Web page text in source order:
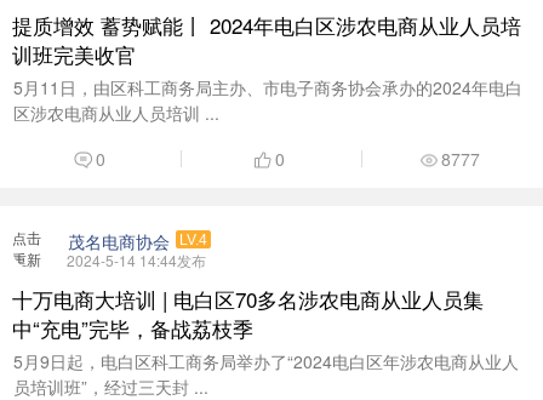
提质增效 蓄势赋能丨 2024年电白区涉农电商从业人员培
训班完美收官
5月11日，由区科工商务局主办、市电子商务协会承办的2024年电白
区涉农电商从业人员培训 ...
0
0 8777
点击
重新
茂名电商协会 LV.4
2024-5-14 14:44发布
十万电商大培训 | 电白区70多名涉农电商从业人员集
中“充电”完毕，备战荔枝季
5月9日起，电白区科工商务局举办了“2024电白区年涉农电商从业人
员培训班”，经过三天封 ...